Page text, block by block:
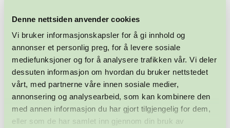
Denne nettsiden anvender cookies
Vi bruker informasjonskapsler for å gi innhold og
annonser et personlig preg, for å levere sosiale
mediefunksjoner og for å analysere trafikken vår. Vi deler
dessuten informasjon om hvordan du bruker nettstedet
vårt, med partnerne våre innen sosiale medier,
annonsering og analysearbeid, som kan kombinere den
med annen informasjon du har gjort tilgjengelig for dem,
eller som de har samlet inn gjennom din bruk av